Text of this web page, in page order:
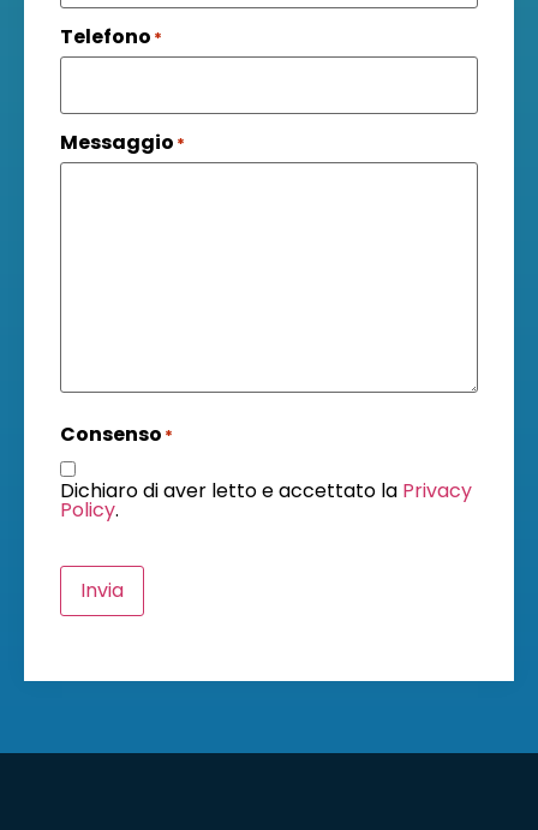
Telefono *
Messaggio *
Consenso *
Dichiaro di aver letto e accettato la Privacy
Policy.
Invia